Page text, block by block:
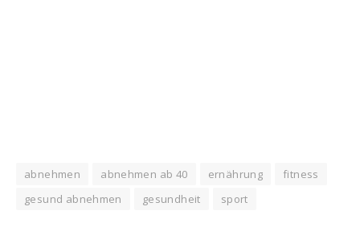
abnehmen abnehmen ab 40 ernährung
fitness
gesund abnehmen
gesundheit sport